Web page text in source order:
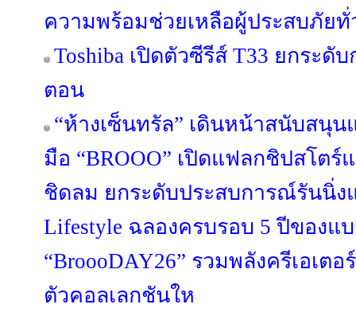
ความพร้อมช่วยเหลือผู้ประสบภัยทั่
Toshiba เปิดตัวซีรีส์ T33 ยกระดั
ตอน
“ห้างเซ็นทรัล” เดินหน้าสนับสนุ
มือ “BROOO” เปิดแฟลกชิปสโต
ชิดลม ยกระดับประสบการณ์รันนิ่ง
Lifestyle ฉลองครบรอบ 5 ปีของแ
“BroooDAY26” รวมพลังครีเอเต
ตัวคอลเลกชันให